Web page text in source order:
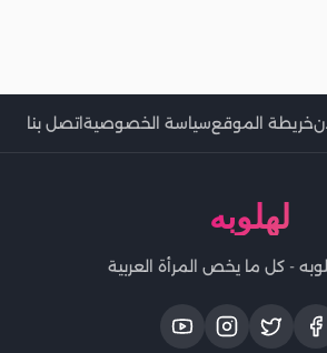
خريطة الموقعسياسة الخصوصيةاتصل بنا
لهلوبه
- كل ما يخص المرأة العربية